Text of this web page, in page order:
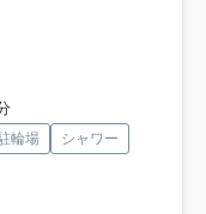
輪場
シャワー